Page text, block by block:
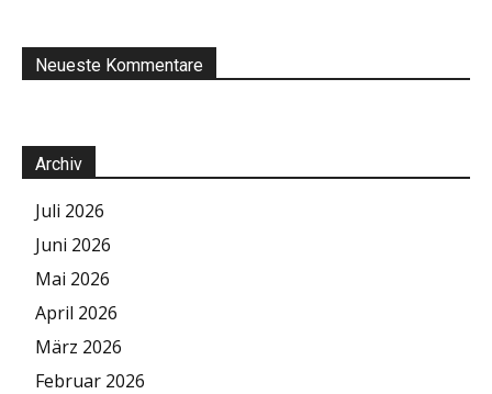
Neueste Kommentare
Archiv
Juli 2026
Juni 2026
Mai 2026
April 2026
März 2026
Februar 2026